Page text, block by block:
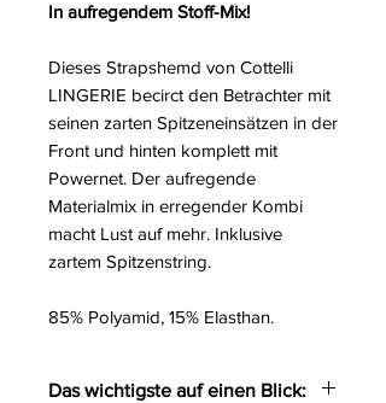
In aufregendem Stoff-Mix!
Dieses Strapshemd von Cottelli
LINGERIE becirct den Betrachter mit
seinen zarten Spitzeneinsätzen in der
Front und hinten komplett mit
Powernet. Der aufregende
Materialmix in erregender Kombi
macht Lust auf mehr. Inklusive
zartem Spitzenstring.
85% Polyamid, 15% Elasthan.
Das wichtigste auf einen Blick: